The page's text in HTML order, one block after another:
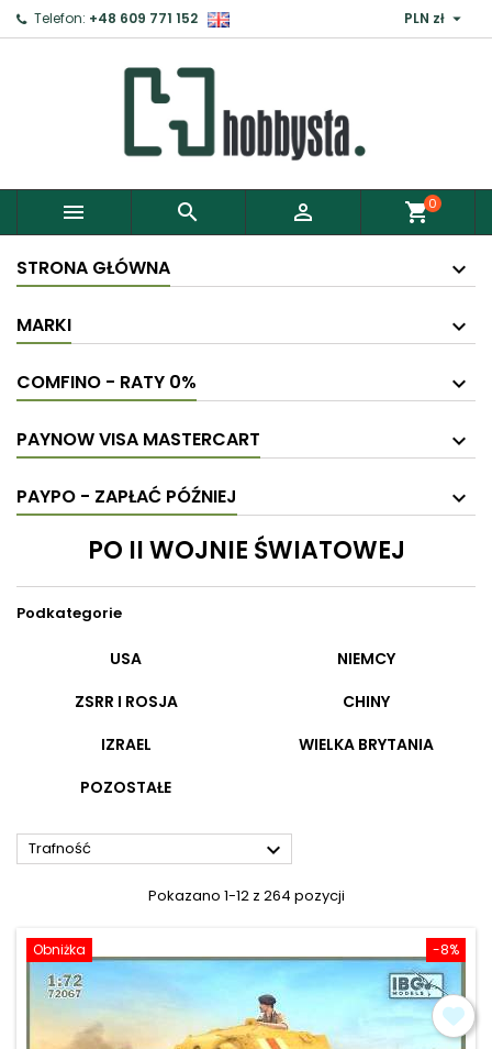
Telefon: +48 609 771 152 PLN zł 
   shopping_cart0
STRONA GŁÓWNA
MARKI
COMFINO - RATY 0%
PAYNOW VISA MASTERCART
PAYPO - ZAPŁAĆ PÓŹNIEJ
PO II WOJNIE ŚWIATOWEJ
Podkategorie
USA
NIEMCY
ZSRR I ROSJA
CHINY
IZRAEL
WIELKA BRYTANIA
POZOSTAŁE
Trafność 
Pokazano 1-12 z 264 pozycji
-8%
Obniżka
Zaloguj ×
Aby zapisać produkty do Schowka, musisz się
Anuluj Zaloguj